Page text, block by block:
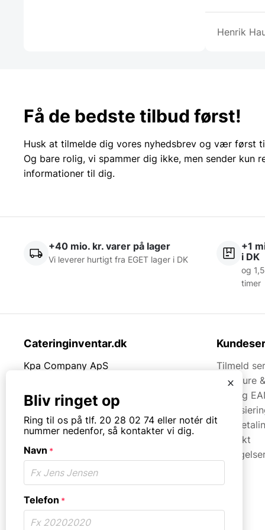
Henrik
Få de bedste tilbud først!
Husk at tilmelde dig vores nyhedsbrev og vær først
Og bare rolig, vi spammer dig ikke, men sender kun
informationer til dig.
+40 mio. kr. varer på lager
Vi leverer hurtigt fra EGET lager i DK
+1
i DK
og
timer
Cateringinventar.dk
Kpa Company ApS
7430 Ikast
Tlf.20280274
CVR. 18066904
Åbningstider
Mandag til torsdag fra 08:30 – 16:00.
Fredag fra 08.30 – 13.30.
Tilmeld
Brochure
Faq og
Kontakt
x
Bliv ringet op
Ring til os på tlf. 20 28 02 74 eller notér dit
nummer nedenfor, så kontakter vi dig.
Navn *
Telefon *